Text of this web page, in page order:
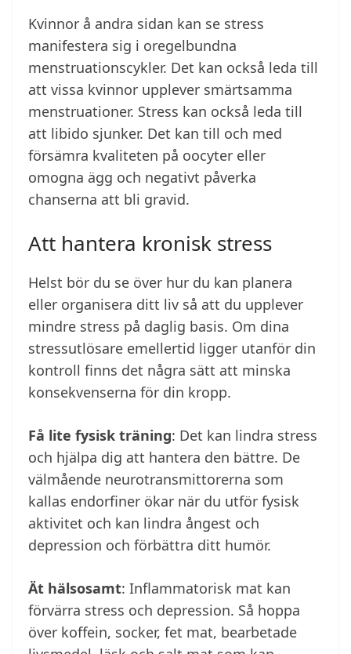
Kvinnor å andra sidan kan se stress
manifestera sig i oregelbundna
menstruationscykler. Det kan också leda till
att vissa kvinnor upplever smärtsamma
menstruationer. Stress kan också leda till
att libido sjunker. Det kan till och med
försämra kvaliteten på oocyter eller
omogna ägg och negativt påverka
chanserna att bli gravid.
Att hantera kronisk stress
Helst bör du se över hur du kan planera
eller organisera ditt liv så att du upplever
mindre stress på daglig basis. Om dina
stressutlösare emellertid ligger utanför din
kontroll finns det några sätt att minska
konsekvenserna för din kropp.
Få lite fysisk träning: Det kan lindra stress
och hjälpa dig att hantera den bättre. De
välmående neurotransmittorerna som
kallas endorfiner ökar när du utför fysisk
aktivitet och kan lindra ångest och
depression och förbättra ditt humör.
Ät hälsosamt: Inflammatorisk mat kan
förvärra stress och depression. Så hoppa
över koffein, socker, fet mat, bearbetade